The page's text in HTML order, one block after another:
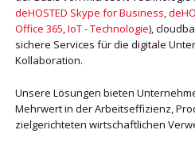
deHOSTED Skype for Business,
Office 365,IoT - Technologie),
sichere Services für die digitale
Kollaboration.
Unsere Lösungen bieten
Mehrwert in der Arbeitseffizienz,
zielgerichteten wirtschaftlichen